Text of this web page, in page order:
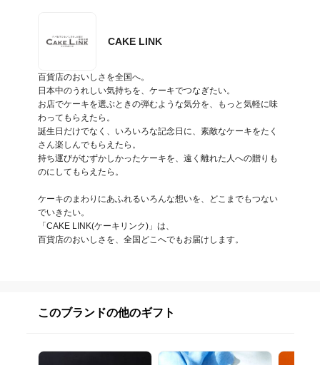
CAKE LINK
百貨店のおいしさを全国へ。
日本中のうれしい気持ちを、ケーキでつなぎたい。
お店でケーキを選ぶときの弾むような気分を、もっと気軽に味
わってもらえたら。
誕生日だけでなく、いろいろな記念日に、素敵なケーキをたく
さん楽しんでもらえたら。
持ち運びがむずかしかったケーキを、遠く離れた人への贈りも
のにしてもらえたら。
ケーキのまわりにあふれるいろんな想いを、どこまでもつない
でいきたい。
「CAKE LINK(ケーキリンク)」は、
百貨店のおいしさを、全国どこへでもお届けします。
このブランドの他のギフト